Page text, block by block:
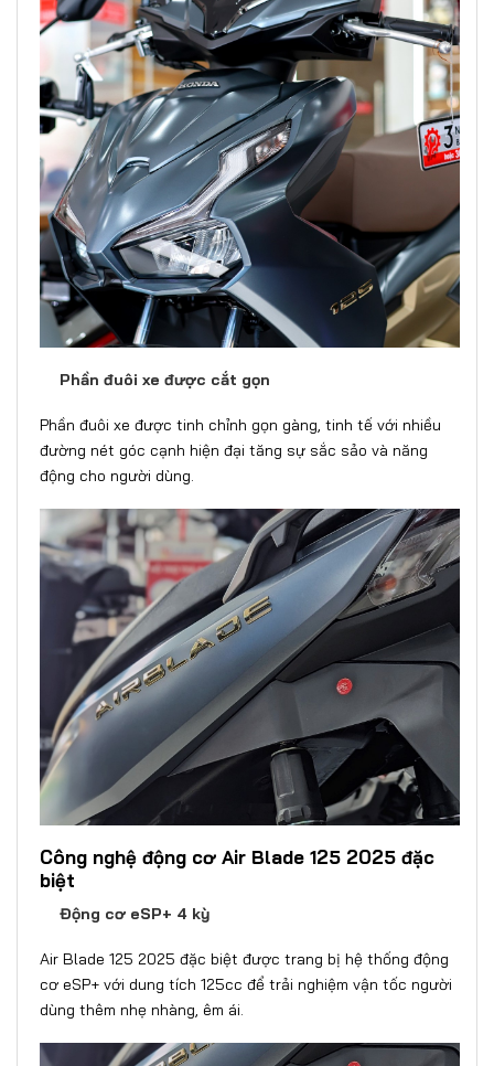
Phần đuôi xe được cắt gọn
Phần đuôi xe được tinh chỉnh gọn gàng, tinh tế với nhiều
đường nét góc cạnh hiện đại tăng sự sắc sảo và năng
động cho người dùng.
Công nghệ động cơ Air Blade 125 2025 đặc
biệt
Động cơ eSP+ 4 kỳ
Air Blade 125 2025 đặc biệt được trang bị hệ thống động
cơ eSP+ với dung tích 125cc để trải nghiệm vận tốc người
dùng thêm nhẹ nhàng, êm ái.